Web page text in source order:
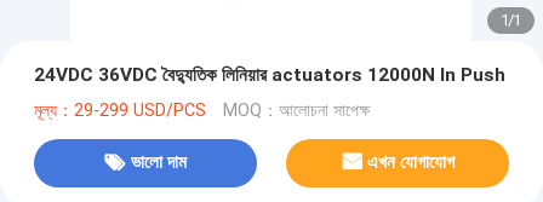
1/1
24VDC 36VDC বৈদ্যুতিক লিনিয়ার actuators 12000N In Push
মূল্য：29-299 USD/PCS MOQ：আলোচনা সাপেক্ষ
ভালো দাম এখন যোগাযোগ